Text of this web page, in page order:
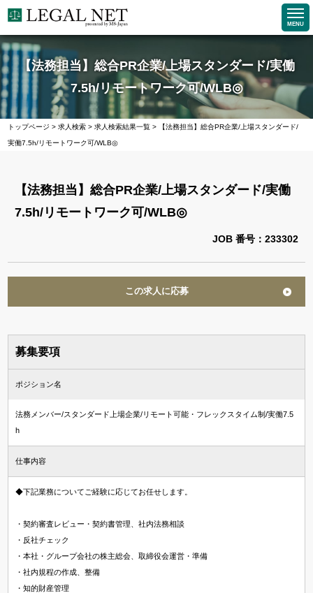
MENU
【法務担当】総合PR企業/上場スタンダード/実働
7.5h/リモートワーク可/WLB◎
トップページ >求人検索 >求人検索結果一覧 > 【法務担当】総合PR企業/上場スタンダード/
実働7.5h/リモートワーク可/WLB◎
【法務担当】総合PR企業/上場スタンダード/実働
7.5h/リモートワーク可/WLB◎
JOB 番号：233302
この求人に応募
募集要項
ポジション名
法務メンバー/スタンダード上場企業/リモート可能・フレックスタイム制/実働7.5
h
仕事内容
◆下記業務についてご経験に応じてお任せします。
・契約審査レビュー・契約書管理、社内法務相談
・反社チェック
・本社・グループ会社の株主総会、取締役会運営・準備
・社内規程の作成、整備
・知的財産管理